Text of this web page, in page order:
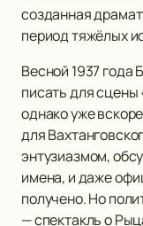
созданная
период тяжёлых
Весной 1937 года
писать для
однако уже
для
энтузиазмом,
имена, и даже
получено. Но
— спектакль о